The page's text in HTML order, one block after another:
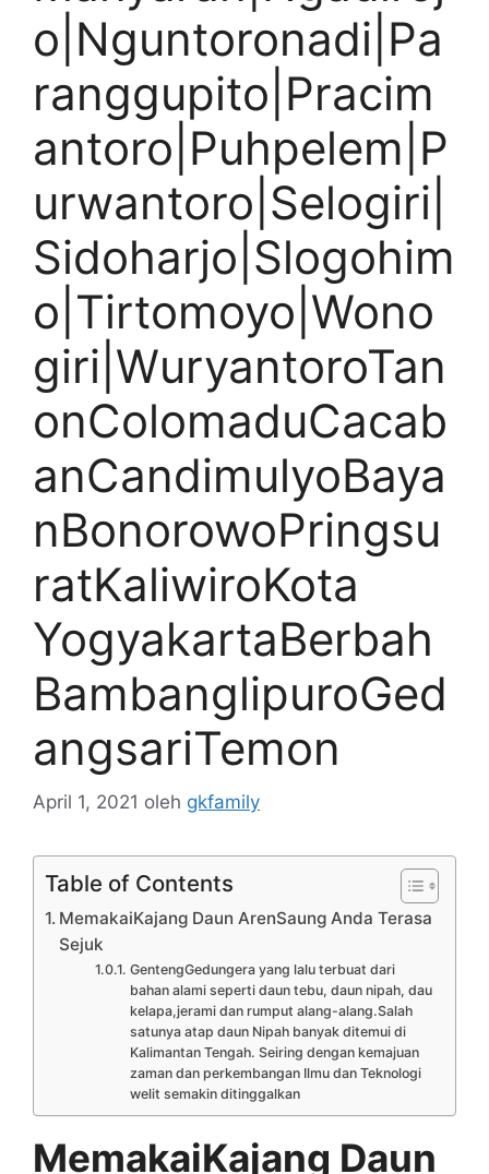
o|Nguntoronadi|Pa
ranggupito|Pracim
antoro|Puhpelem|P
urwantoro|Selogiri|
Sidoharjo|Slogohim
o|Tirtomoyo|Wono
giri|WuryantoroTan
onColomaduCacab
anCandimulyoBaya
nBonorowoPringsu
ratKaliwiroKota
YogyakartaBerbah
BambanglipuroGed
angsariTemon
April 1, 2021 oleh gkfamily
Table of Contents
MemakaiKajang Daun ArenSaung Anda Terasa
Sejuk
GentengGedungera yang lalu terbuat dari
bahan alami seperti daun tebu, daun nipah, dau
kelapa,jerami dan rumput alang-alang.Salah
satunya atap daun Nipah banyak ditemui di
Kalimantan Tengah. Seiring dengan kemajuan
zaman dan perkembangan Ilmu dan Teknologi
welit semakin ditinggalkan
MemakaiKajang Daun